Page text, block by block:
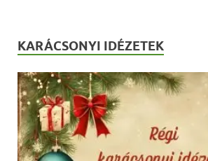
KARÁCSONYI IDÉZETEK